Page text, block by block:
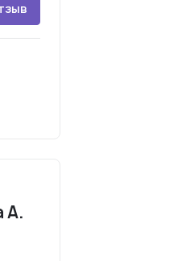
А.